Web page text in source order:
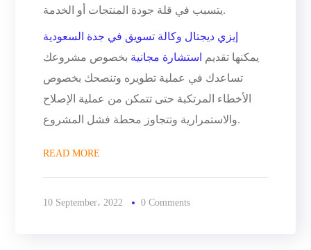
يتسبب في قلة جودة المنتجات أو الخدمة.
إيزي ديجتال وكالة تسويق في جدة السعودية
يمكنها تقديم استشارة مجانية بخصوص مشروعك
تساعدك في عملية تطويره وتنصحك بخصوص
الأخطاء المرتكبة حتى تتمكن من عملية الإصلاح
والاستمرارية وتتجاوز محطة فشل المشروع.
READ MORE
10 September، 2022 0 Comments